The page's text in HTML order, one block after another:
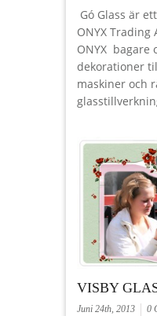
Gó Glass är
ONYX Trading
ONYX bagare
dekorationer
maskiner och
VISBY
Juni 24th, 2013 0